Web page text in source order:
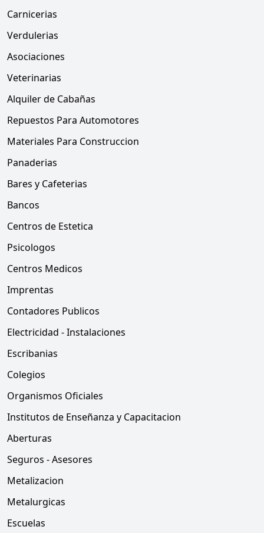
Carnicerias
Verdulerias
Asociaciones
Veterinarias
Alquiler de Cabañas
Repuestos Para Automotores
Materiales Para Construccion
Panaderias
Bares y Cafeterias
Bancos
Centros de Estetica
Psicologos
Centros Medicos
Imprentas
Contadores Publicos
Electricidad - Instalaciones
Escribanias
Colegios
Organismos Oficiales
Institutos de Enseñanza y Capacitacion
Aberturas
Seguros - Asesores
Metalizacion
Metalurgicas
Escuelas